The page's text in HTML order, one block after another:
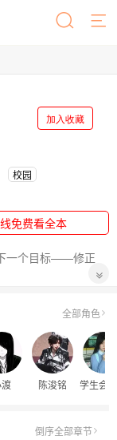
加入收藏
校园
免费看全本
一个目标——修正
，要他主动靠近对
的重复练习是他对
道这场印象修正的
全部角色
陈浚铭 学生会
倒序全部章节